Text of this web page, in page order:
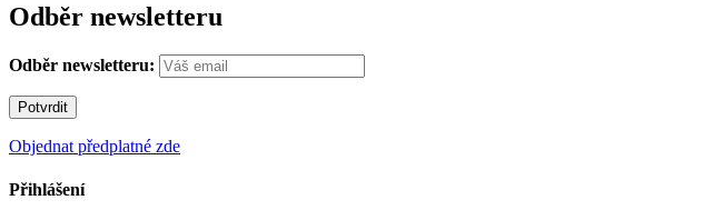
Odběr newsletteru
Odběr newsletteru:
Objednat předplatné zde
Přihlášení